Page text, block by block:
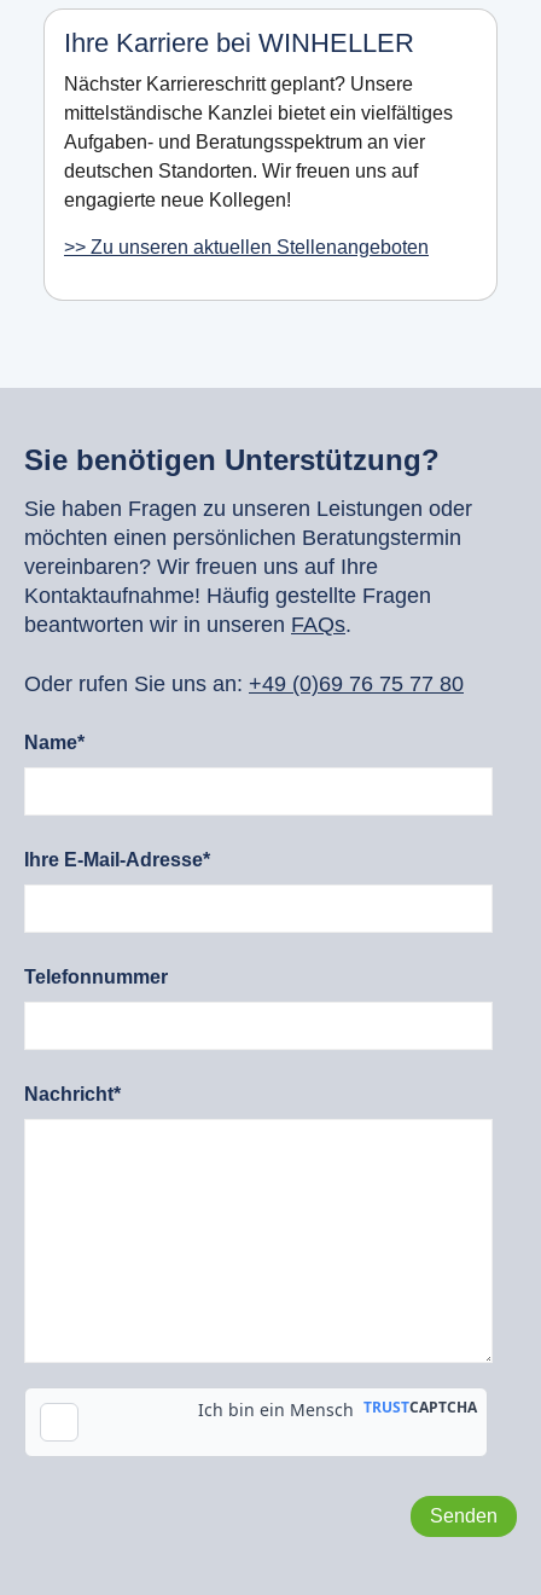
Ihre Karriere bei WINHELLER
Nächster Karriereschritt geplant? Unsere
mittelständische Kanzlei bietet ein vielfältiges
Aufgaben- und Beratungsspektrum an vier
deutschen Standorten. Wir freuen uns auf
engagierte neue Kollegen!
>> Zu unseren aktuellen Stellenangeboten
Sie benötigen Unterstützung?
Sie haben Fragen zu unseren Leistungen oder
möchten einen persönlichen Beratungstermin
vereinbaren? Wir freuen uns auf Ihre
Kontaktaufnahme! Häufig gestellte Fragen
beantworten wir in unseren FAQs.
Oder rufen Sie uns an: +49 (0)69 76 75 77 80
Name*
Ihre E-Mail-Adresse*
Telefonnummer
Nachricht*
Kopie an meine E-Mail-Adresse senden